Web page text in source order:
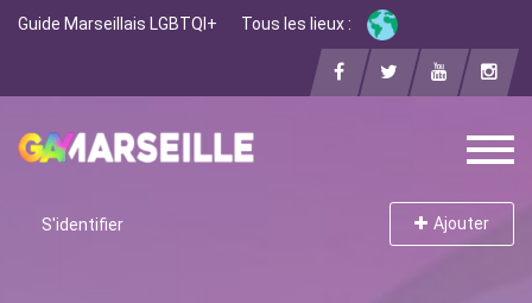
Guide Marseillais LGBTQI+ Tous les lieux :
S'identifier Ajouter